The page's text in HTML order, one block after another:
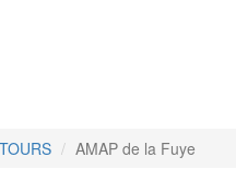
AMAP de la Fuye